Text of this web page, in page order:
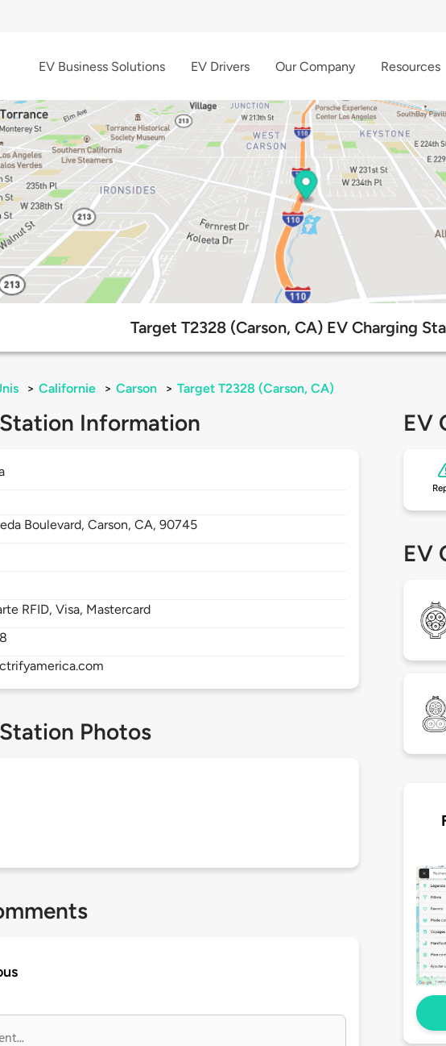
EV Business Solutions EV Drivers Our Company Resources
Target T2328 (Carson, CA) EV Charging
> Californie > Carson > Target T2328 (Carson, CA)
Information
Boulevard,Carson,CA,90745
RFID, Visa, Mastercard
Photos
EV
EV